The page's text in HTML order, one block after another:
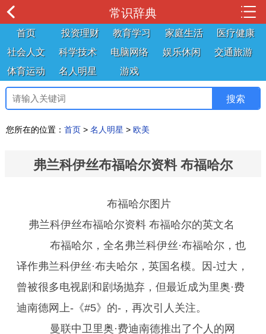
常识辞典
首页 投资理财 教育学习 家庭生活
医疗健康
社会人文
科学技术 电脑网络 娱乐休闲
交通旅游
体育运动
名人明星 游戏
您所在的位置： 首页 > 名人明星 > 欧美
弗兰科伊丝布福哈尔资料 布福哈尔
布福哈尔图片
弗兰科伊丝布福哈尔资料 布福哈尔的英文名
布福哈尔，全名弗兰科伊丝·布福哈尔，也
译作弗兰科伊丝·布夫哈尔，英国名模。因-过大，
曾被很多电视剧和剧场抛弃，但最近成为里奥·费
迪南德网上-《#5》的-，再次引人关注。
曼联中卫里奥·费迪南德推出了个人的网